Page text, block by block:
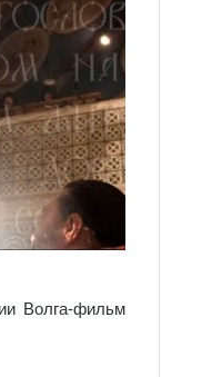
Волга-фильм